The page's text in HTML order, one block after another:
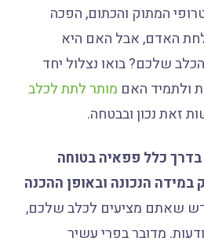
המתוק והכתום, הפכה
האדם, אבל האם היא
שלכם? בואו נצלול יחד
ולתמיד האםמותר לתת לכלב
זאת נכון ובבטחה.
כלל פפאיה בטוחה
הנכונה ובאופן ההכנה
שאתם מציעים לכלב שלכם,
מדובר בפרי עשיר